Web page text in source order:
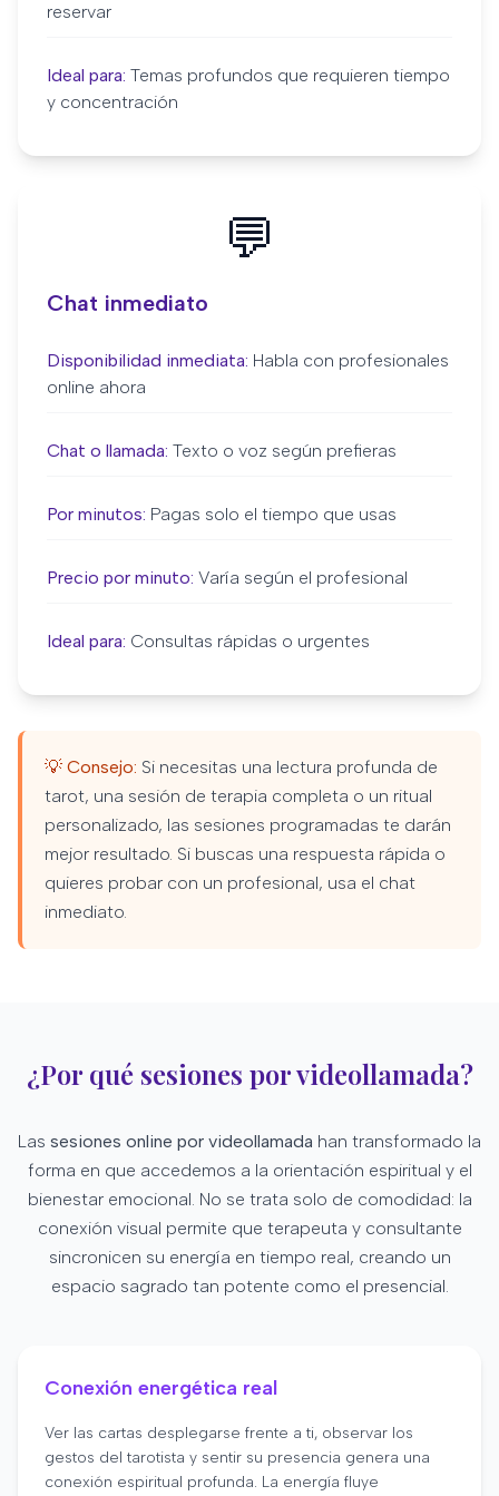
reservar
Ideal para: Temas profundos que requieren tiempo
y concentración
💬
Chat inmediato
Disponibilidad inmediata: Habla con profesionales
online ahora
Chat o llamada: Texto o voz según prefieras
Por minutos: Pagas solo el tiempo que usas
Precio por minuto: Varía según el profesional
Ideal para: Consultas rápidas o urgentes
💡 Consejo: Si necesitas una lectura profunda de
tarot, una sesión de terapia completa o un ritual
personalizado, las sesiones programadas te darán
mejor resultado. Si buscas una respuesta rápida o
quieres probar con un profesional, usa el chat
inmediato.
¿Por qué sesiones por videollamada?
Las sesiones online por videollamada han transformado la
forma en que accedemos a la orientación espiritual y el
bienestar emocional. No se trata solo de comodidad: la
conexión visual permite que terapeuta y consultante
sincronicen su energía en tiempo real, creando un
espacio sagrado tan potente como el presencial.
Conexión energética real
Ver las cartas desplegarse frente a ti, observar los
gestos del tarotista y sentir su presencia genera una
conexión espiritual profunda. La energía fluye